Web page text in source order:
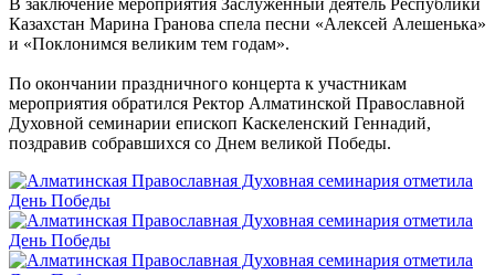
Казахстан Марина Гранова спела песни «Алексей Алешенька»
и «Поклонимся великим тем годам».
По окончании праздничного концерта к участникам
мероприятия обратился Ректор Алматинской Православной
Духовной семинарии епископ Каскеленский Геннадий,
поздравив собравшихся со Днем великой Победы.